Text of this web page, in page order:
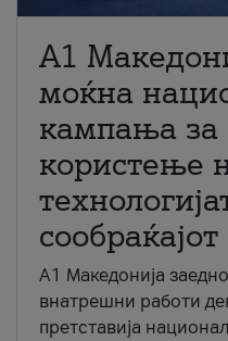
A1
моќна
кампања за
користење
сообраќајот
A1 Македонија
внатрешни работи
претставија